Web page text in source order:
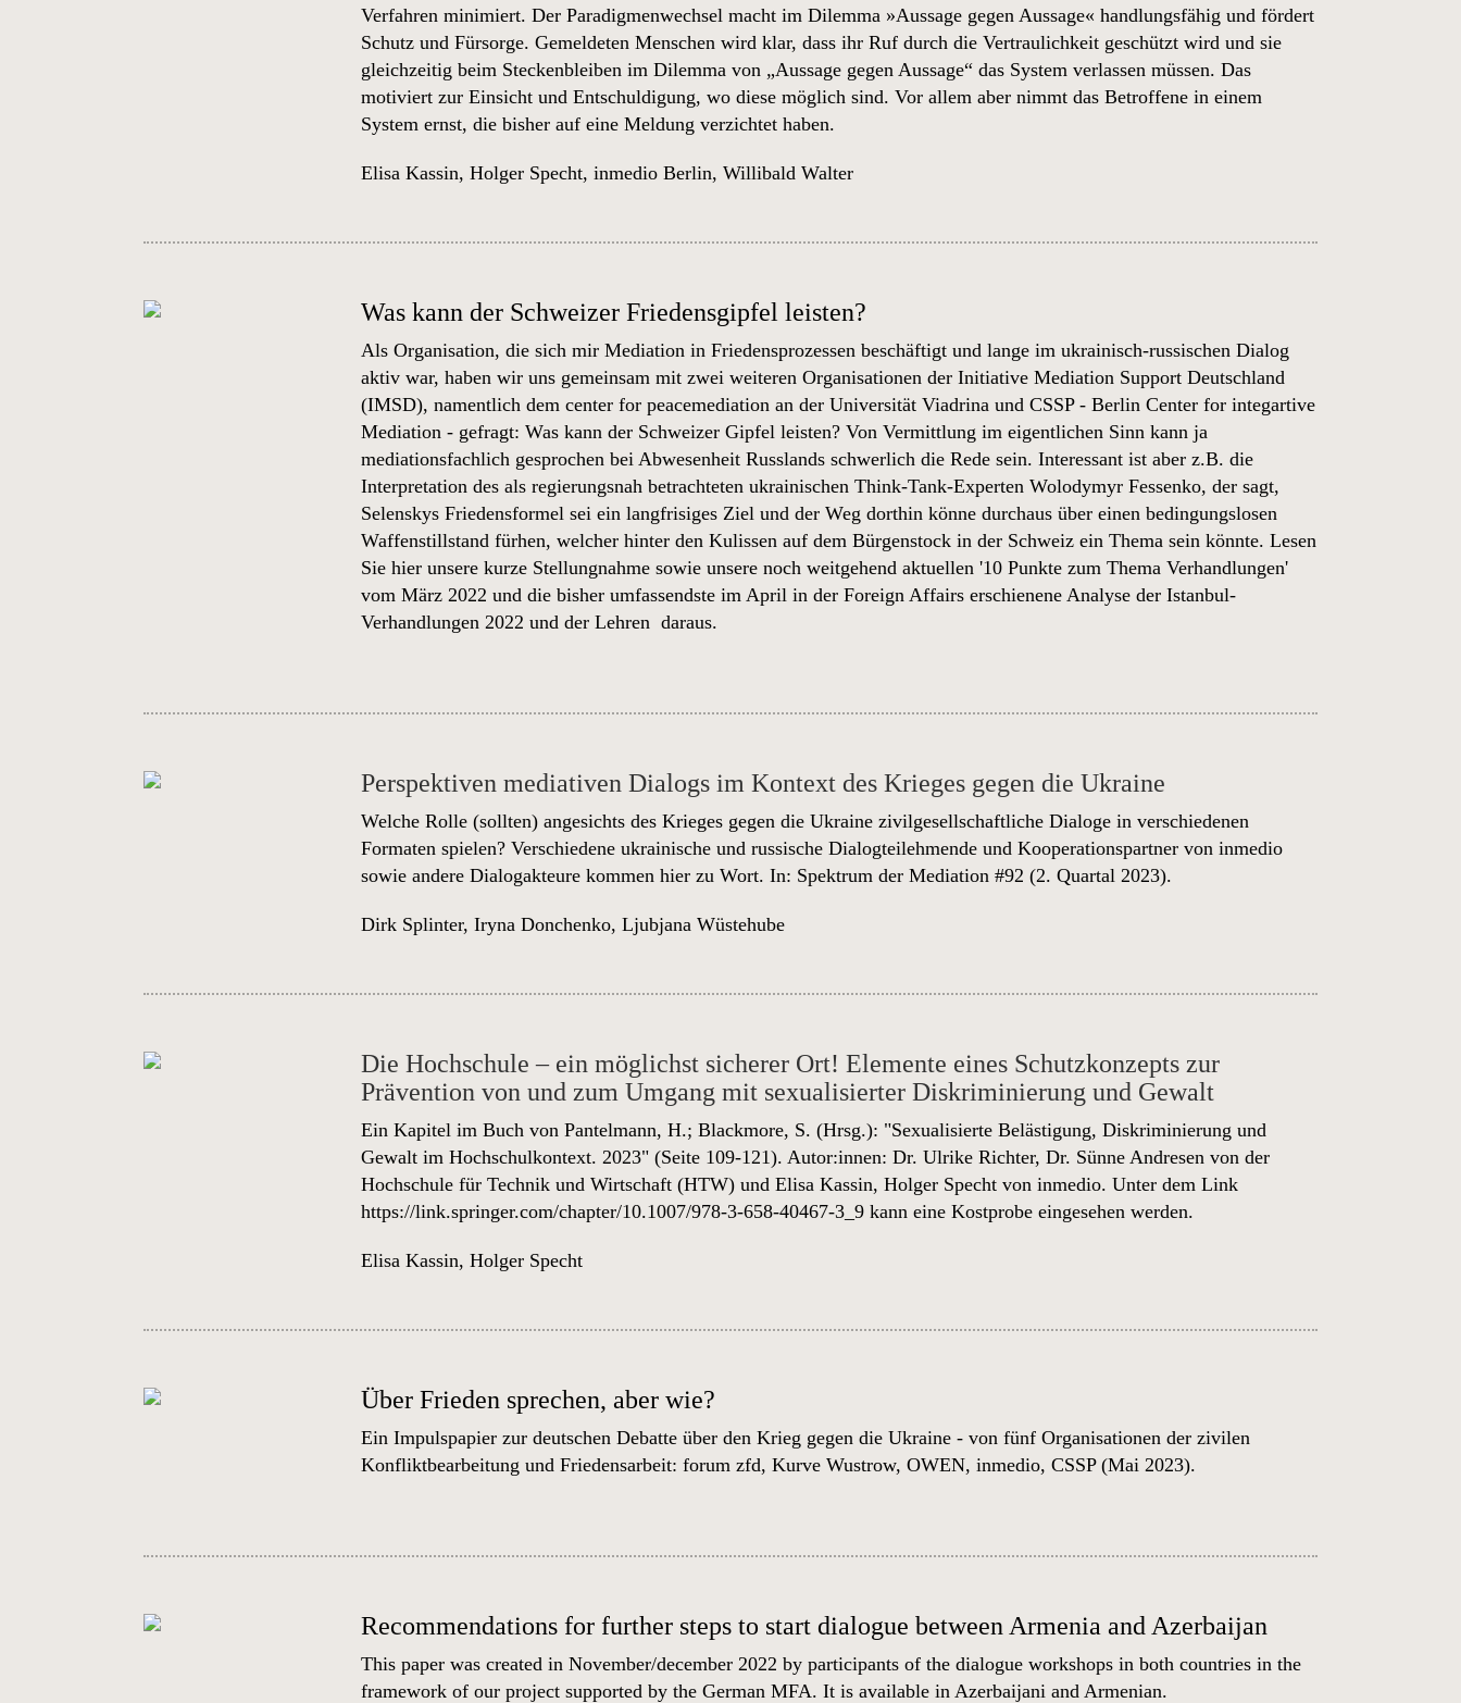
Verfahren minimiert. Der Paradigmenwechsel macht im Dilemma »Aussage gegen Aussage« handlungsfähig und fördert
Schutz und Fürsorge. Gemeldeten Menschen wird klar, dass ihr Ruf durch die Vertraulichkeit geschützt wird und sie
gleichzeitig beim Steckenbleiben im Dilemma von „Aussage gegen Aussage“ das System verlassen müssen. Das
motiviert zur Einsicht und Entschuldigung, wo diese möglich sind. Vor allem aber nimmt das Betroffene in einem
System ernst, die bisher auf eine Meldung verzichtet haben.
Elisa Kassin, Holger Specht, inmedio Berlin, Willibald Walter
Was kann der Schweizer Friedensgipfel leisten?
Als Organisation, die sich mir Mediation in Friedensprozessen beschäftigt und lange im ukrainisch-russischen Dialog
aktiv war, haben wir uns gemeinsam mit zwei weiteren Organisationen der Initiative Mediation Support Deutschland
(IMSD), namentlich dem center for peacemediation an der Universität Viadrina und CSSP - Berlin Center for integartive
Mediation - gefragt: Was kann der Schweizer Gipfel leisten? Von Vermittlung im eigentlichen Sinn kann ja
mediationsfachlich gesprochen bei Abwesenheit Russlands schwerlich die Rede sein. Interessant ist aber z.B. die
Interpretation des als regierungsnah betrachteten ukrainischen Think-Tank-Experten Wolodymyr Fessenko, der sagt,
Selenskys Friedensformel sei ein langfrisiges Ziel und der Weg dorthin könne durchaus über einen bedingungslosen
Waffenstillstand fürhen, welcher hinter den Kulissen auf dem Bürgenstock in der Schweiz ein Thema sein könnte. Lesen
Sie hier unsere kurze Stellungnahme sowie unsere noch weitgehend aktuellen '10 Punkte zum Thema Verhandlungen'
vom März 2022 und die bisher umfassendste im April in der Foreign Affairs erschienene Analyse der Istanbul-
Verhandlungen 2022 und der Lehren daraus.
Perspektiven mediativen Dialogs im Kontext des Krieges gegen die Ukraine
Welche Rolle (sollten) angesichts des Krieges gegen die Ukraine zivilgesellschaftliche Dialoge in verschiedenen
Formaten spielen? Verschiedene ukrainische und russische Dialogteilehmende und Kooperationspartner von inmedio
sowie andere Dialogakteure kommen hier zu Wort. In: Spektrum der Mediation #92 (2. Quartal 2023).
Dirk Splinter, Iryna Donchenko, Ljubjana Wüstehube
Die Hochschule – ein möglichst sicherer Ort! Elemente eines Schutzkonzepts zur
Prävention von und zum Umgang mit sexualisierter Diskriminierung und Gewalt
Ein Kapitel im Buch von Pantelmann, H.; Blackmore, S. (Hrsg.): "Sexualisierte Belästigung, Diskriminierung und
Gewalt im Hochschulkontext. 2023" (Seite 109-121). Autor:innen: Dr. Ulrike Richter, Dr. Sünne Andresen von der
Hochschule für Technik und Wirtschaft (HTW) und Elisa Kassin, Holger Specht von inmedio. Unter dem Link
https://link.springer.com/chapter/10.1007/978-3-658-40467-3_9 kann eine Kostprobe eingesehen werden.
Elisa Kassin, Holger Specht
Über Frieden sprechen, aber wie?
Ein Impulspapier zur deutschen Debatte über den Krieg gegen die Ukraine - von fünf Organisationen der zivilen
Konfliktbearbeitung und Friedensarbeit: forum zfd, Kurve Wustrow, OWEN, inmedio, CSSP (Mai 2023).
Recommendations for further steps to start dialogue between Armenia and Azerbaijan
This paper was created in November/december 2022 by participants of the dialogue workshops in both countries in the
framework of our project supported by the German MFA. It is available in Azerbaijani and Armenian.